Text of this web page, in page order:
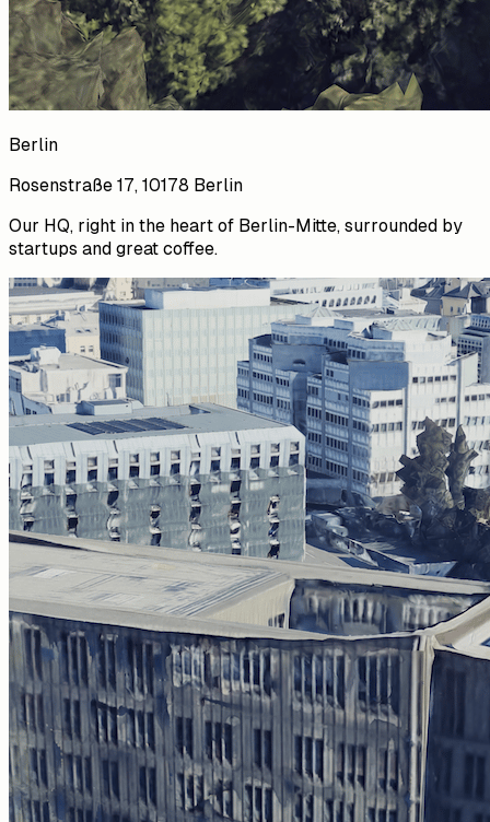
Berlin
Rosenstraße 17, 10178 Berlin
Our HQ, right in the heart of Berlin-Mitte, surrounded by
startups and great coffee.